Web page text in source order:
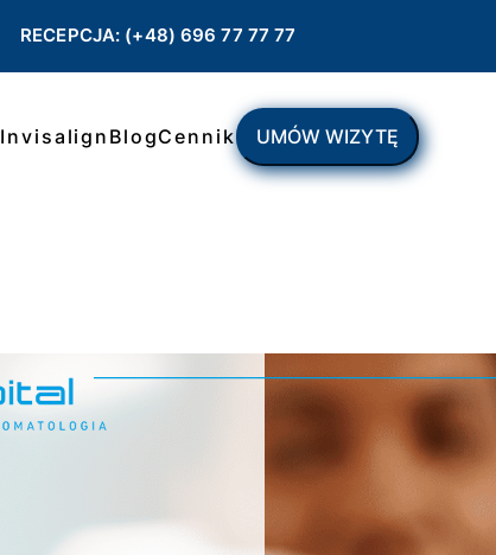
Invisalign BlogCennik UMÓW WIZYTĘ
RECEPCJA: (+48) 696 77 77 77